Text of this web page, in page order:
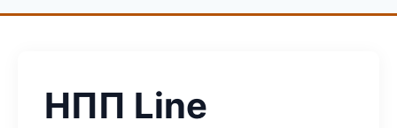
НПП Line